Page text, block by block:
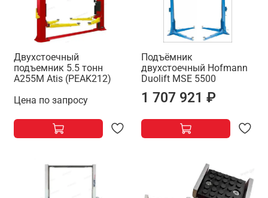
Двухстоечный
подъемник 5.5 тонн
A255M Atis (PEAK212)
Цена по запросу
Подъёмник
двухстоечный Hofmann
Duolift MSE 5500
1 707 921 ₽